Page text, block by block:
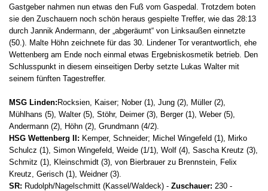
Gastgeber nahmen nun etwas den Fuß vom Gaspedal. Trotzdem boten
sie den Zuschauern noch schön heraus gespielte Treffer, wie das 28:13
durch Jannik Andermann, der „abgeräumt“ von Linksaußen einnetzte
(50.). Malte Höhn zeichnete für das 30. Lindener Tor verantwortlich, ehe
Wettenberg am Ende noch einmal etwas Ergebniskosmetik betrieb. Den
Schlusspunkt in diesem einseitigen Derby setzte Lukas Walter mit
seinem fünften Tagestreffer.
MSG Linden:Rocksien, Kaiser; Nober (1), Jung (2), Müller (2),
Mühlhans (5), Walter (5), Stöhr, Deimer (3), Berger (1), Weber (5),
Andermann (2), Höhn (2), Grundmann (4/2).
HSG Wettenberg II: Kemper, Schneider; Michel Wingefeld (1), Mirko
Schulcz (1), Simon Wingefeld, Weide (1/1), Wolf (4), Sascha Kreutz (3),
Schmitz (1), Kleinschmidt (3), von Bierbrauer zu Brennstein, Felix
Kreutz, Gerisch (1), Weidner (3).
SR: Rudolph/Nagelschmitt (Kassel/Waldeck) - Zuschauer: 230 -